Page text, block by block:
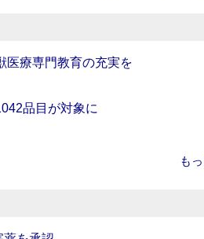
医療専門教育の充実を
品目が対象に
も